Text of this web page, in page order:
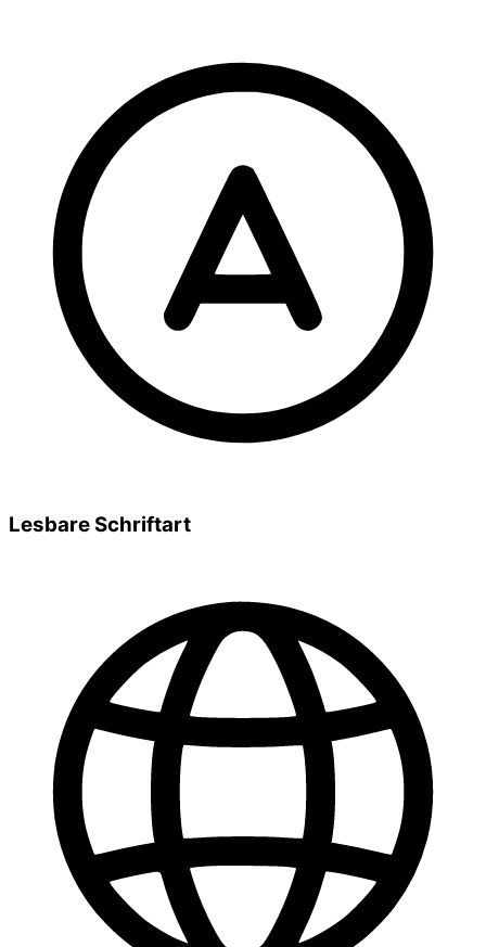
Lesbare Schriftart